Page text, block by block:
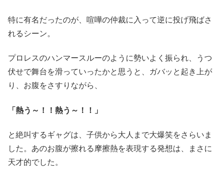
特に有名だったのが、喧嘩の仲裁に入って逆に投げ飛ばさ
れるシーン。
プロレスのハンマースルーのように勢いよく振られ、うつ
伏せで舞台を滑っていったかと思うと、ガバッと起き上が
り、お腹をさすりながら、
「熱う～！！熱う～！！」
と絶叫するギャグは、子供から大人まで大爆笑をさらいま
した。あのお腹が擦れる摩擦熱を表現する発想は、まさに
天才的でした。